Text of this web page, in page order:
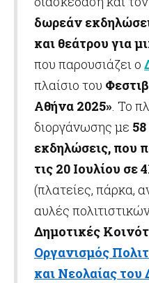
δωρεάν
και θεάτρου για
που παρουσιάζει ο
πλαίσιο του
Αθήνα 2025». Το
διοργάνωσης με
εκδηλώσεις, που
τις 20 Ιουλίου σε
(πλατείες, πάρκα,
αυλές
Δημοτικές
Οργανισμός
και Νεολαίας